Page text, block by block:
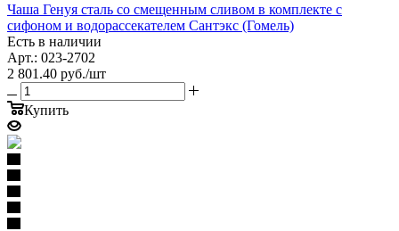
Чаша Генуя сталь со смещенным сливом в комплекте с
сифоном и водорассекателем Сантэкс (Гомель)
Есть в наличии
Арт.: 023-2702
2 801.40 руб./шт
Купить